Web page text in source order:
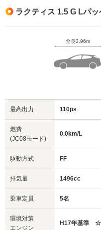
ラクティス 1.5 G Lパ
全長3.96m
最高出力 110ps
燃費
(JC08モード)
0.0km/L
駆動方式 FF
排気量 1496cc
乗車定員 5名
環境対策
エンジン
H17年基準